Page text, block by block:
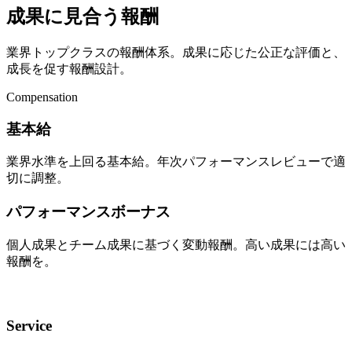
成果に見合う報酬
業界トップクラスの報酬体系。成果に応じた公正な評価と、
成長を促す報酬設計。
Compensation
基本給
業界水準を上回る基本給。年次パフォーマンスレビューで適
切に調整。
パフォーマンスボーナス
個人成果とチーム成果に基づく変動報酬。高い成果には高い
報酬を。
Service